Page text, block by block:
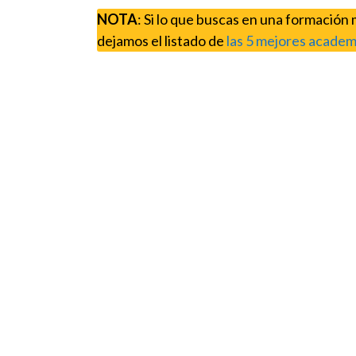
NOTA: Si lo que buscas en una
dejamos el listado de las 5 mejores